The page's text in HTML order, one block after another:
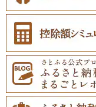
防災グッズ（4）
その他雑貨（39）